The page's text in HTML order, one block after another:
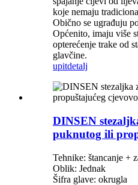
koje nemaju
Obično se ugrađuju
Općenito, imaju više
opterećenje trake od
glavčine.
upitdetalj
DINSEN
puknutog ili
Tehnike: štancanje +
Oblik: Jednak
Šifra glave: okrugla